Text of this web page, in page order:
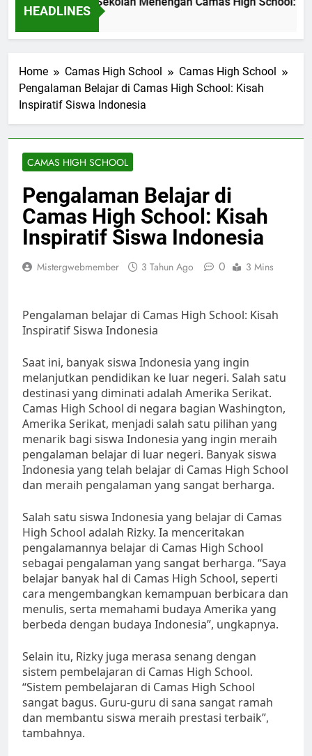
HEADLINES
Home Camas High School
Camas High School
Pengalaman Belajar di Camas High School: Kisah
Inspiratif Siswa Indonesia
CAMAS HIGH SCHOOL
Pengalaman Belajar di
Camas High School: Kisah
Inspiratif Siswa Indonesia
Mistergwebmember 3 Tahun Ago 0 3 Mins
Pengalaman belajar di Camas High School: Kisah
Inspiratif Siswa Indonesia
Saat ini, banyak siswa Indonesia yang ingin
melanjutkan pendidikan ke luar negeri. Salah satu
destinasi yang diminati adalah Amerika Serikat.
Camas High School di negara bagian Washington,
Amerika Serikat, menjadi salah satu pilihan yang
menarik bagi siswa Indonesia yang ingin meraih
pengalaman belajar di luar negeri. Banyak siswa
Indonesia yang telah belajar di Camas High School
dan meraih pengalaman yang sangat berharga.
Salah satu siswa Indonesia yang belajar di Camas
High School adalah Rizky. Ia menceritakan
pengalamannya belajar di Camas High School
sebagai pengalaman yang sangat berharga. “Saya
belajar banyak hal di Camas High School, seperti
cara mengembangkan kemampuan berbicara dan
menulis, serta memahami budaya Amerika yang
berbeda dengan budaya Indonesia”, ungkapnya.
Selain itu, Rizky juga merasa senang dengan
sistem pembelajaran di Camas High School.
“Sistem pembelajaran di Camas High School
sangat bagus. Guru-guru di sana sangat ramah
dan membantu siswa meraih prestasi terbaik”,
tambahnya.